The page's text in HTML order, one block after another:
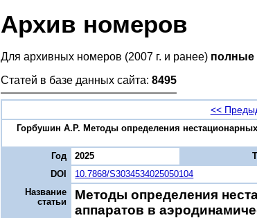
Архив номеров
Для архивных номеров (2007 г. и ранее) полные
Статей в базе данных сайта: 8495
<<
Горбушин А.Р. Методы определения
Год
2025
DOI
10.7868/S3034534025050104
Название
статьи
Методы определения
аппаратов в